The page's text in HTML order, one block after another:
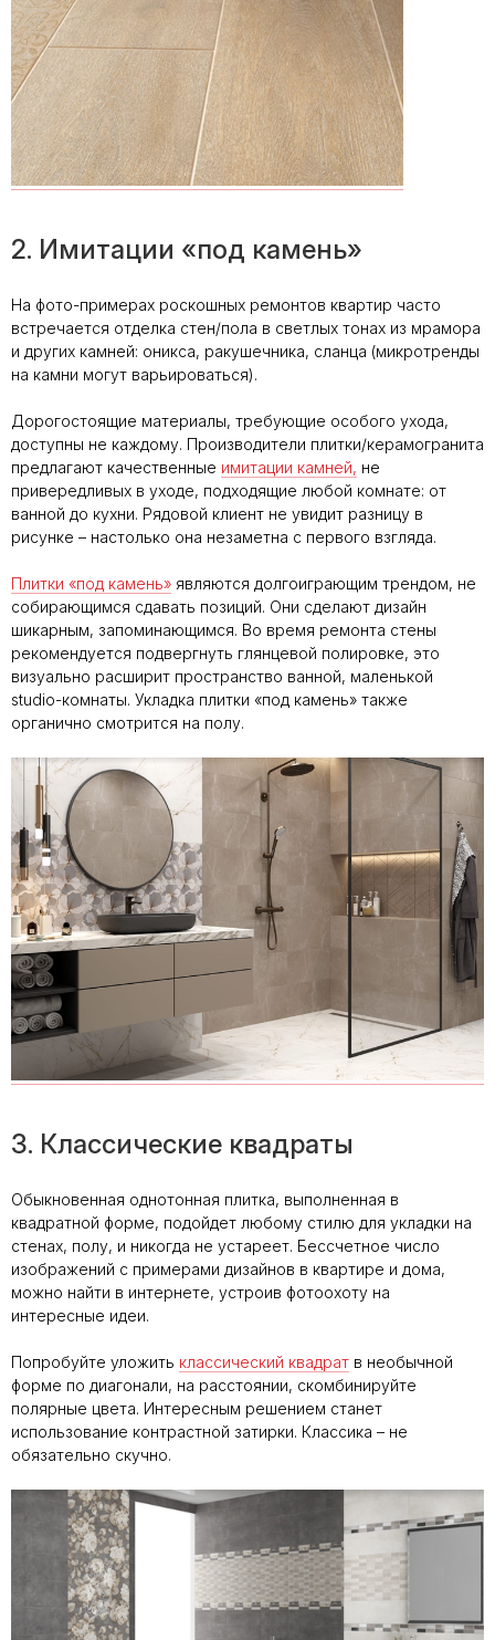
2. Имитации «под камень»
На фото-примерах роскошных ремонтов квартир часто
встречается отделка стен/пола в светлых тонах из мрамора
и других камней: оникса, ракушечника, сланца (микротренды
на камни могут варьироваться).
Дорогостоящие материалы, требующие особого ухода,
доступны не каждому. Производители плитки/керамогранита
предлагают качественные имитации камней, не
привередливых в уходе, подходящие любой комнате: от
ванной до кухни. Рядовой клиент не увидит разницу в
рисунке – настолько она незаметна с первого взгляда.
Плитки «под камень» являются долгоиграющим трендом, не
собирающимся сдавать позиций. Они сделают дизайн
шикарным, запоминающимся. Во время ремонта стены
рекомендуется подвергнуть глянцевой полировке, это
визуально расширит пространство ванной, маленькой
studio-комнаты. Укладка плитки «под камень» также
органично смотрится на полу.
3. Классические квадраты
Обыкновенная однотонная плитка, выполненная в
квадратной форме, подойдет любому стилю для укладки на
стенах, полу, и никогда не устареет. Бессчетное число
изображений с примерами дизайнов в квартире и дома,
можно найти в интернете, устроив фотоохоту на
интересные идеи.
Попробуйте уложить классический квадрат в необычной
форме по диагонали, на расстоянии, скомбинируйте
полярные цвета. Интересным решением станет
использование контрастной затирки. Классика – не
обязательно скучно.